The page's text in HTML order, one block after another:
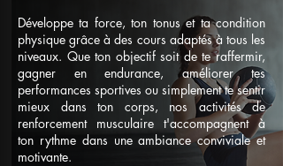
Développe ta force, ton tonus et ta condition
physique grâce à des cours adaptés à tous les
niveaux. Que ton objectif soit de te raffermir,
gagner en endurance, améliorer tes
performances sportives ou simplement te sentir
mieux dans ton corps, nos activités de
renforcement musculaire t'accompagnent à
ton rythme dans une ambiance conviviale et
motivante.